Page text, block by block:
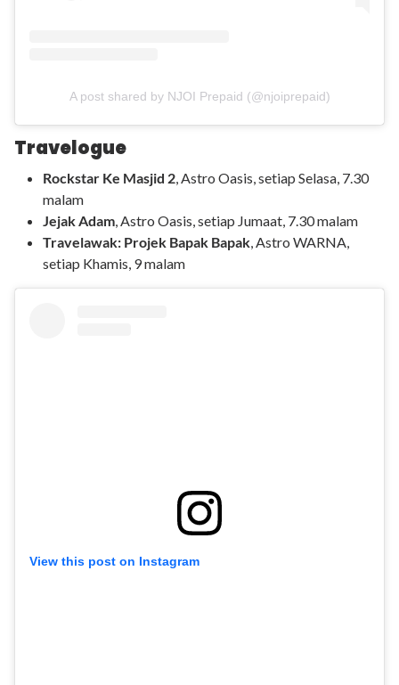
A post shared by NJOI Prepaid (@njoiprepaid)
Travelogue
Rockstar Ke Masjid 2 , Astro Oasis, setiap Selasa, 7.30
malam
Jejak Adam , Astro Oasis, setiap Jumaat, 7.30 malam
Travelawak: Projek Bapak Bapak , Astro WARNA,
setiap Khamis, 9 malam
View this post on Instagram